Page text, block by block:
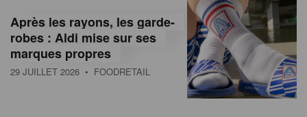
Après les rayons, les garde-
robes : Aldi mise sur ses
marques propres
29 JUILLET 2026 • FOODRETAIL